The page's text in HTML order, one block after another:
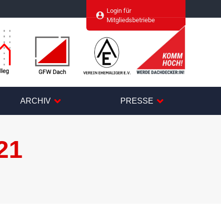
Login für
Mitgliedsbetriebe
ARCHIV PRESSE